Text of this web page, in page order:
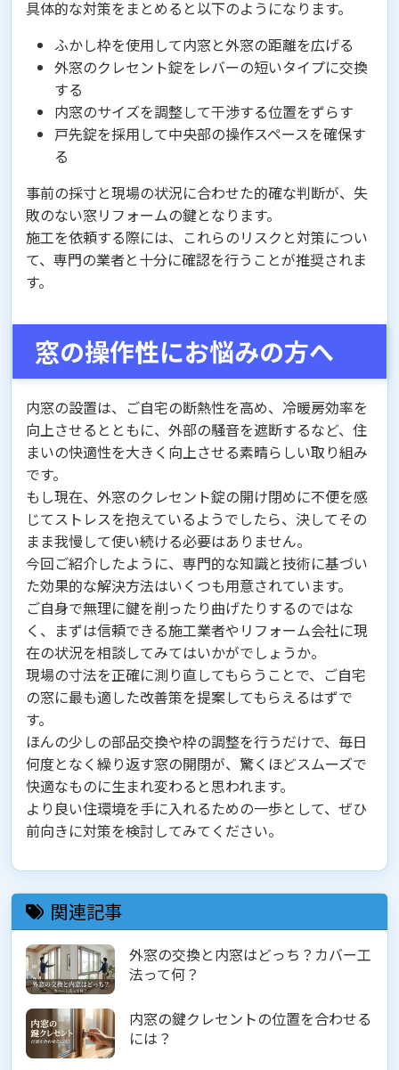
具体的な対策をまとめると以下のようになります。
ふかし枠を使用して内窓と外窓の距離を広げる
外窓のクレセント錠をレバーの短いタイプに交換
する
内窓のサイズを調整して干渉する位置をずらす
戸先錠を採用して中央部の操作スペースを確保す
る
事前の採寸と現場の状況に合わせた的確な判断が、失
敗のない窓リフォームの鍵となります。
施工を依頼する際には、これらのリスクと対策につい
て、専門の業者と十分に確認を行うことが推奨されま
す。
窓の操作性にお悩みの方へ
内窓の設置は、ご自宅の断熱性を高め、冷暖房効率を
向上させるとともに、外部の騒音を遮断するなど、住
まいの快適性を大きく向上させる素晴らしい取り組み
です。
もし現在、外窓のクレセント錠の開け閉めに不便を感
じてストレスを抱えているようでしたら、決してその
まま我慢して使い続ける必要はありません。
今回ご紹介したように、専門的な知識と技術に基づい
た効果的な解決方法はいくつも用意されています。
ご自身で無理に鍵を削ったり曲げたりするのではな
く、まずは信頼できる施工業者やリフォーム会社に現
在の状況を相談してみてはいかがでしょうか。
現場の寸法を正確に測り直してもらうことで、ご自宅
の窓に最も適した改善策を提案してもらえるはずで
す。
ほんの少しの部品交換や枠の調整を行うだけで、毎日
何度となく繰り返す窓の開閉が、驚くほどスムーズで
快適なものに生まれ変わると思われます。
より良い住環境を手に入れるための一歩として、ぜひ
前向きに対策を検討してみてください。
関連記事
外窓の交換と内窓はどっち？カバー工
法って何？
内窓の鍵クレセントの位置を合わせる
には？